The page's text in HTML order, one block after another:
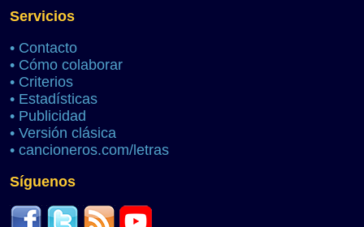
Servicios
• Contacto
• Cómo colaborar
• Criterios
• Estadísticas
• Publicidad
• Versión clásica
• cancioneros.com/letras
Síguenos